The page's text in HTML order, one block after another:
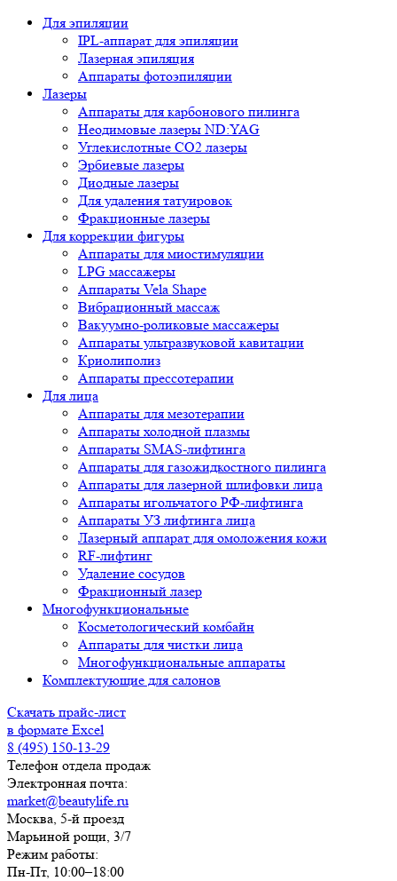
Для эпиляции
IPL-аппарат для эпиляции
Лазерная эпиляция
Аппараты фотоэпиляции
Лазеры
Аппараты для карбонового пилинга
Неодимовые лазеры ND:YAG
Углекислотные СО2 лазеры
Эрбиевые лазеры
Диодные лазеры
Для удаления татуировок
Фракционные лазеры
Для коррекции фигуры
Аппараты для миостимуляции
LPG массажеры
Аппараты Vela Shape
Вибрационный массаж
Вакуумно-роликовые массажеры
Аппараты ультразвуковой кавитации
Криолиполиз
Аппараты прессотерапии
Для лица
Аппараты для мезотерапии
Аппараты холодной плазмы
Аппараты SMAS-лифтинга
Аппараты для газожидкостного пилинга
Аппараты для лазерной шлифовки лица
Аппараты игольчатого РФ-лифтинга
Аппараты УЗ лифтинга лица
Лазерный аппарат для омоложения кожи
RF-лифтинг
Удаление сосудов
Фракционный лазер
Многофункциональные
Косметологический комбайн
Аппараты для чистки лица
Многофункциональные аппараты
Комплектующие для салонов
Скачать прайс-лист
в формате Excel
8 (495) 150-13-29
Телефон отдела продаж
Электронная почта:
market@beautylife.ru
Москва, 5-й проезд
Марьиной рощи, 3/7
Режим работы:
Пн-Пт, 10:00–18:00